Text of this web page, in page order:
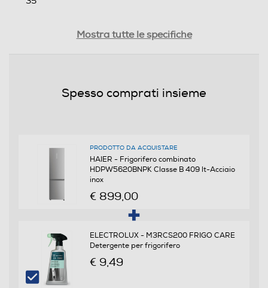
Scomparto frigorifero
Capacità netta frigorifero - l
Mostra tutte le specifiche
Spesso comprati insieme
PRODOTTO DA ACQUISTARE
HAIER - Frigorifero combinato
HDPW5620BNPK Classe B 409 lt-Acciaio
inox
€ 899,00
ELECTROLUX - M3RCS200 FRIGO CARE
Detergente per frigorifero
€ 9,49